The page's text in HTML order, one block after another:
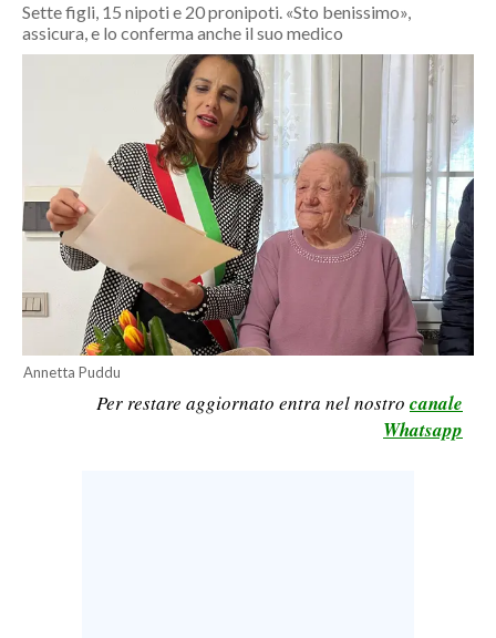
MONDO
SERVIZI ALLE IMPRESE
LAVORO
BANDI
SPORT IN SARDEGNA
SPORT
Sette figli, 15 nipoti e 20 pronipoti. «Sto benissimo»,
assicura, e lo conferma anche il suo medico
Annetta Puddu
Per restare aggiornato entra nel nostro canale
Whatsapp